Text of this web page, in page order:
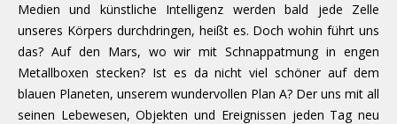
Medien und künstliche Intelligenz werden bald jede Zelle
unseres Körpers durchdringen, heißt es. Doch wohin führt uns
das? Auf den Mars, wo wir mit Schnappatmung in engen
Metallboxen stecken? Ist es da nicht viel schöner auf dem
blauen Planeten, unserem wundervollen Plan A? Der uns mit all
seinen Lebewesen, Objekten und Ereignissen jeden Tag neu